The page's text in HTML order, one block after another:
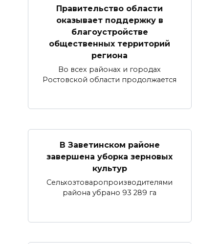
Правительство области
оказывает поддержку в
благоустройстве
общественных территорий
региона
Во всех районах и городах
Ростовской области продолжается
В Заветинском районе
завершена уборка зерновых
культур
Сельхозтоваропроизводителями
района убрано 93 289 га